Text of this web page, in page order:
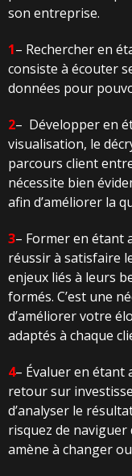
son entreprise.
1– Rechercher en
consiste à écouter
données pour
2– Développer en
visualisation, le
parcours client
nécessite bien
afin d’améliorer la
3– Former en étant
réussir à satisfaire
enjeux liés à leurs
formés. C’est une
d’améliorer votre
adaptés à chaque
4– Évaluer en étant
retour sur
d’analyser le
risquez de naviguer
amène à changer